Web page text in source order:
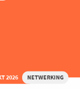
2026 NETWERKING